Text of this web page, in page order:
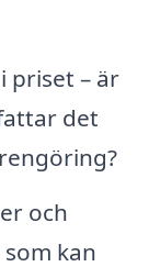
priset – är
det
och
kan